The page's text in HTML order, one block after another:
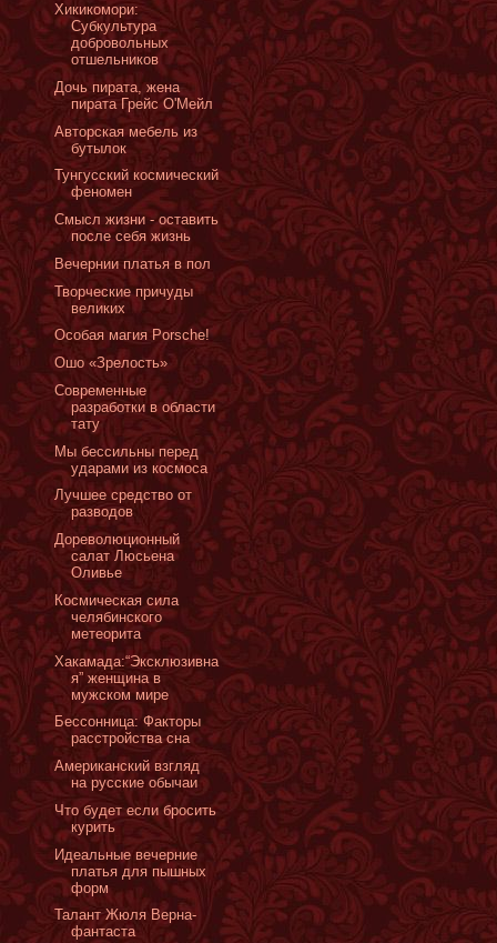
Хикикомори:
Cубкультура
добровольных
отшельников
Дочь пирата, жена
пирата Грейс О'Мейл
Авторская мебель из
бутылок
Тунгусский космический
феномен
Смысл жизни - оставить
после себя жизнь
Вечернии платья в пол
Творческие причуды
великих
Особая магия Porsche!
Ошо «Зрелость»
Современные
разработки в области
тату
Мы бессильны перед
ударами из космоса
Лучшее средство от
разводов
Дореволюционный
салат Люсьена
Оливье
Космическая сила
челябинского
метеорита
Хакамада:“Эксклюзивна
я” женщина в
мужском мире
Бессонница: Факторы
расстройства сна
Американский взгляд
на русские обычаи
Что будет если бросить
курить
Идеальные вечерние
платья для пышных
форм
Талант Жюля Верна-
фантаста